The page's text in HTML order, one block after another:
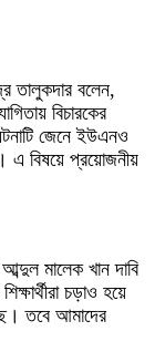
তালুকদার বলেন,
বিচারকের
জেনে ইউএনও
এ বিষয়ে প্রয়োজনীয়
মালেক খান দাবি
চড়াও হয়ে
তবে আমাদের